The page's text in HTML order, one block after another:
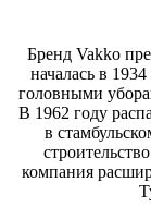
Бренд Vakko
началась в
головными
В 1962 году
в
компания